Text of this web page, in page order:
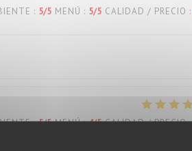
: 5/5 MENÚ : 5/5 CALIDAD / PRECIO :
: 5/5 MENÚ: 4/5 CALIDAD / PRECIO: